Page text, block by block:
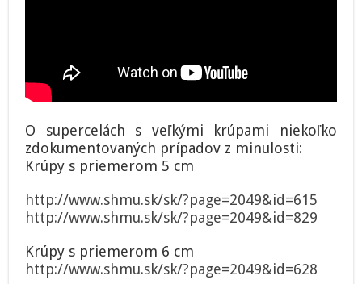
O supercelách s veľkými krúpami niekoľko
zdokumentovaných prípadov z minulosti:
Krúpy s priemerom 5 cm
http://www.shmu.sk/sk/?page=2049&id=615
http://www.shmu.sk/sk/?page=2049&id=829
Krúpy s priemerom 6 cm
http://www.shmu.sk/sk/?page=2049&id=628